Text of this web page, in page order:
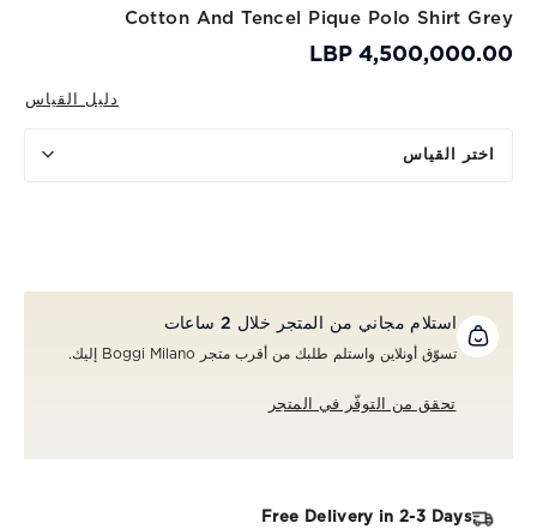
Cotton And Tencel Pique Polo Shirt Grey
4,500,000.00 LBP
دليل القياس
اختر القياس
استلام مجاني من المتجر خلال 2 ساعات
تسوّق أونلاين واستلم طلبك من أقرب متجر Boggi Milano إليك.
تحقق من التوفّر في المتجر
Free Delivery in 2-3 Days